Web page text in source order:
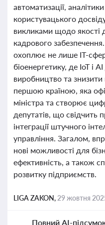
автоматизації,
користувацького
викликами щодо якості
кадрового
охоплює не лише IT-
біоенергетику, де IoT і
виробництво та знизити
першою країною, яка
міністра та створює
депутатів, що свідчить
інтеграції штучного
управління. Загалом,
нові можливості для
ефективність, а також
розвитку підприємств.
LIGA ZAKON, 29 жовтня
Повний AI-